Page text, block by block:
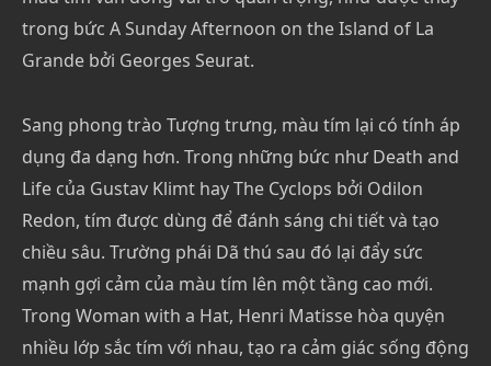
trong bức A Sunday Afternoon on the Island of La
Grande bởi Georges Seurat.
Sang phong trào Tượng trưng, màu tím lại có tính áp
dụng đa dạng hơn. Trong những bức như Death and
Life của Gustav Klimt hay The Cyclops bởi Odilon
Redon, tím được dùng để đánh sáng chi tiết và tạo
chiều sâu. Trường phái Dã thú sau đó lại đẩy sức
mạnh gợi cảm của màu tím lên một tầng cao mới.
Trong Woman with a Hat, Henri Matisse hòa quyện
nhiều lớp sắc tím với nhau, tạo ra cảm giác sống động